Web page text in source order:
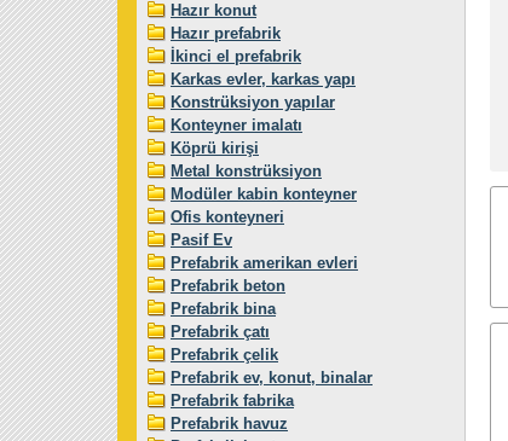
Hazır konut
Hazır prefabrik
İkinci el prefabrik
Karkas evler, karkas yapı
Konstrüksiyon yapılar
Konteyner imalatı
Köprü kirişi
Metal konstrüksiyon
Modüler kabin konteyner
Ofis konteyneri
Pasif Ev
Prefabrik amerikan evleri
Prefabrik beton
Prefabrik bina
Prefabrik çatı
Prefabrik çelik
Prefabrik ev, konut, binalar
Prefabrik fabrika
Prefabrik havuz